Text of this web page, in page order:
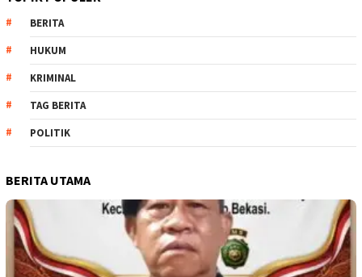
BERITA
HUKUM
KRIMINAL
TAG BERITA
POLITIK
BERITA UTAMA